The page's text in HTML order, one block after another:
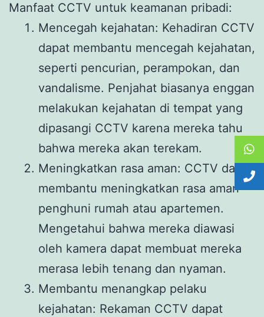
Manfaat CCTV untuk keamanan pribadi:
Mencegah kejahatan: Kehadiran CCTV
dapat membantu mencegah kejahatan,
seperti pencurian, perampokan, dan
vandalisme. Penjahat biasanya enggan
melakukan kejahatan di tempat yang
dipasangi CCTV karena mereka tahu
bahwa mereka akan terekam.
Meningkatkan rasa aman: CCTV dapat
membantu meningkatkan rasa aman
penghuni rumah atau apartemen.
Mengetahui bahwa mereka diawasi
oleh kamera dapat membuat mereka
merasa lebih tenang dan nyaman.
Membantu menangkap pelaku
kejahatan: Rekaman CCTV dapat